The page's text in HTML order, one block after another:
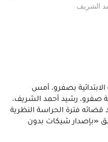
الشريف
بصفرو، أمس
صفرو، رشيد أحمد الشريف،
فترة الحراسة النظرية
«بإصدار شيكات بدون